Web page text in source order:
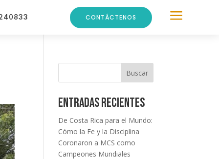
CONTÁCTENOS a
Buscar
Entradas recientes
De Costa Rica para el Mundo:
Cómo la Fe y la Disciplina
Coronaron a MCS como
Campeones Mundiales